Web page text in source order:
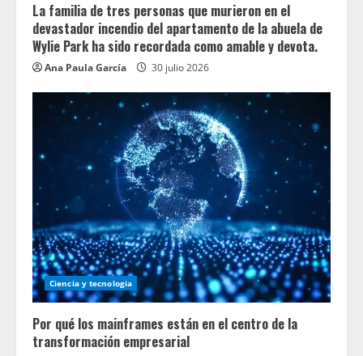
La familia de tres personas que murieron en el
devastador incendio del apartamento de la abuela de
Wylie Park ha sido recordada como amable y devota.
Ana Paula García 30 julio 2026
Ciencia y tecnologia
Por qué los mainframes están en el centro de la
transformación empresarial